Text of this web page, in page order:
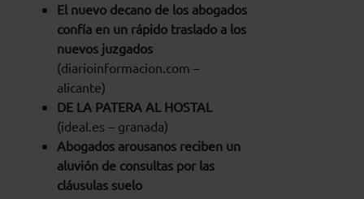
El nuevo decano de los abogados
confía en un rápido traslado a los
nuevos juzgados
(diarioinformacion.com –
alicante)
DE LA PATERA AL HOSTAL
(ideal.es – granada)
Abogados arousanos reciben un
aluvión de consultas por las
cláusulas suelo